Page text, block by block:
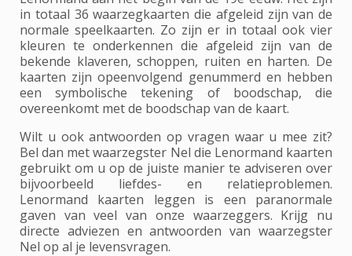
in totaal 36 waarzegkaarten die afgeleid zijn van de
normale speelkaarten. Zo zijn er in totaal ook vier
kleuren te onderkennen die afgeleid zijn van de
bekende klaveren, schoppen, ruiten en harten. De
kaarten zijn opeenvolgend genummerd en hebben
een symbolische tekening of boodschap, die
overeenkomt met de boodschap van de kaart.
Wilt u ook antwoorden op vragen waar u mee zit?
Bel dan met waarzegster Nel die Lenormand kaarten
gebruikt om u op de juiste manier te adviseren over
bijvoorbeeld liefdes- en relatieproblemen.
Lenormand kaarten leggen is een paranormale
gaven van veel van onze waarzeggers. Krijg nu
directe adviezen en antwoorden van waarzegster
Nel op al je levensvragen.